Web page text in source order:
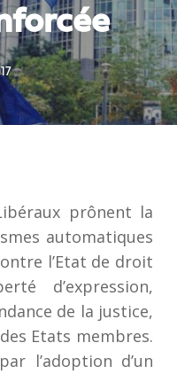
prônent la
automatiques
l’Etat de droit
d’expression,
de la justice,
Etats membres.
l’adoption d’un